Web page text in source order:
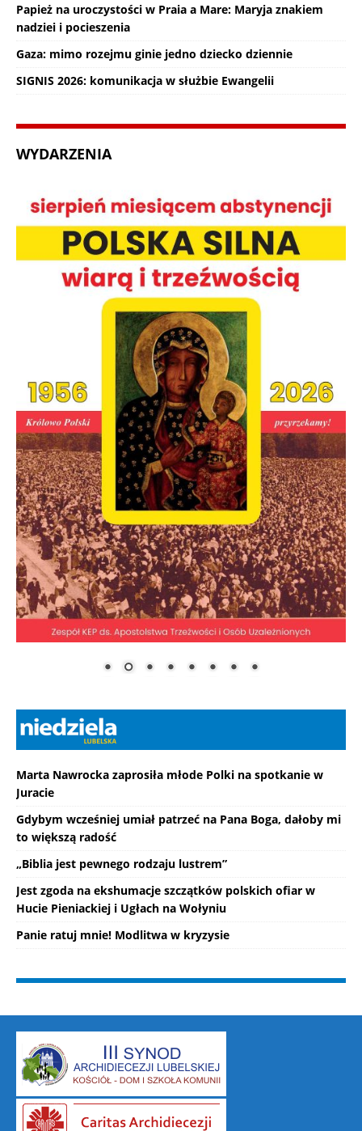
Papież na uroczystości w Praia a Mare: Maryja znakiem
nadziei i pocieszenia
Gaza: mimo rozejmu ginie jedno dziecko dziennie
SIGNIS 2026: komunikacja w służbie Ewangelii
WYDARZENIA
Marta Nawrocka zaprosiła młode Polki na spotkanie w
Juracie
Gdybym wcześniej umiał patrzeć na Pana Boga, dałoby mi
to większą radość
„Biblia jest pewnego rodzaju lustrem”
Jest zgoda na ekshumacje szczątków polskich ofiar w
Hucie Pieniackiej i Ugłach na Wołyniu
Panie ratuj mnie! Modlitwa w kryzysie